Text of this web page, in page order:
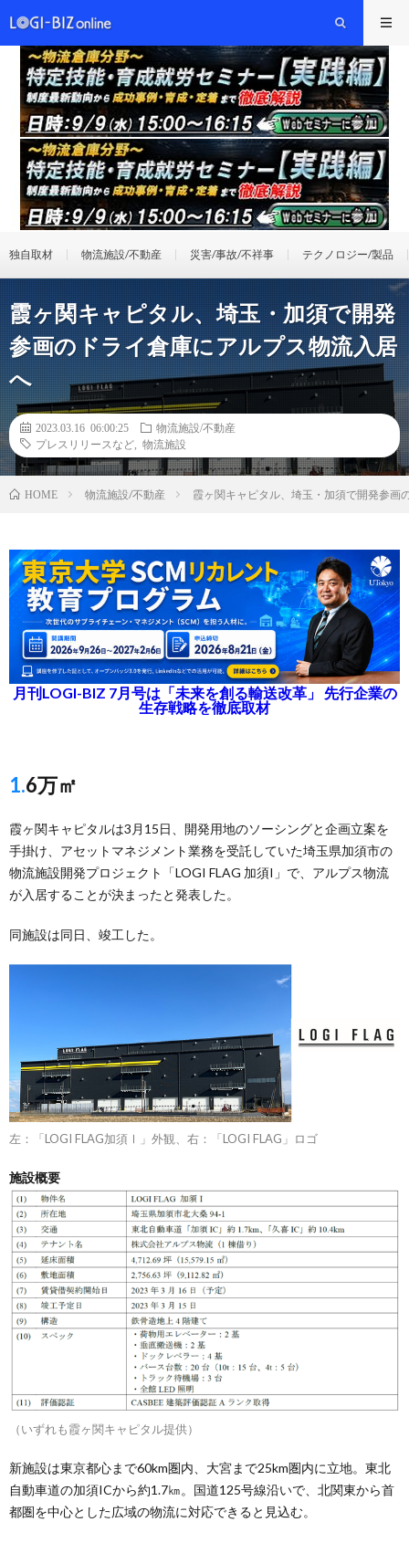
独自取材 物流施設/不動産 災害/事故/不祥事 テクノロジー/製品
霞ヶ関キャピタル、埼玉・加須で開発
参画のドライ倉庫にアルプス物流入居
へ
2023.03.16 06:00:25
物流施設/不動産
プレスリリースなど
物流施設
HOME 物流施設/不動産 霞ヶ関キャピタル、埼玉・加須で開発参画
月刊LOGI-BIZ 7月号は「未来を創る輸送改革」 先行企業の
生存戦略を徹底取材
1.6万㎡
霞ヶ関キャピタルは3月15日、開発用地のソーシングと企画立案を
手掛け、アセットマネジメント業務を受託していた埼玉県加須市の
物流施設開発プロジェクト「LOGI FLAG 加須I」で、アルプス物流
が入居することが決まったと発表した。
同施設は同日、竣工した。
左：「LOGI FLAG加須Ⅰ」外観、右：「LOGI FLAG」ロゴ
施設概要
（いずれも霞ヶ関キャピタル提供）
新施設は東京都心まで60km圏内、大宮まで25km圏内に立地。東北
自動車道の加須ICから約1.7㎞。国道125号線沿いで、北関東から首
都圏を中心とした広域の物流に対応できると見込む。